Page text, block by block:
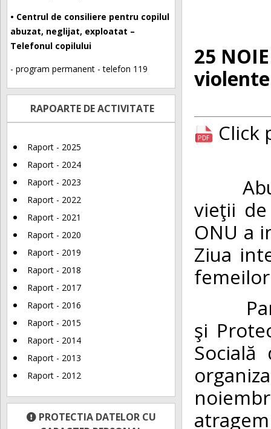
• Centrul de consiliere pentru copilul
abuzat, neglijat, exploatat –
Telefonul copilului
- program permanent - telefon 119
RAPOARTE DE ACTIVITATE
Raport - 2025
Raport - 2024
Raport - 2023
Raport - 2022
Raport - 2021
Raport - 2020
Raport - 2019
Raport - 2018
Raport - 2017
Raport - 2016
Raport - 2015
Raport - 2014
Raport - 2013
Raport - 2012
PROTECTIA DATELOR CU
25
Click
vieţii
ONU a
Ziua
şi
Socială